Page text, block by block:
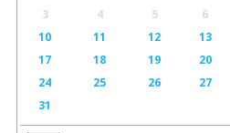
3
4 5 6
10
11 12 13
17
18 19 20
24
25 26 27
31